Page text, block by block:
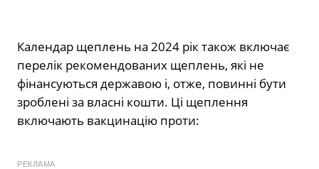
Календар щеплень на 2024 рік також включає
перелік рекомендованих щеплень, які не
фінансуються державою і, отже, повинні бути
зроблені за власні кошти. Ці щеплення
включають вакцинацію проти:
РЕКЛАМА